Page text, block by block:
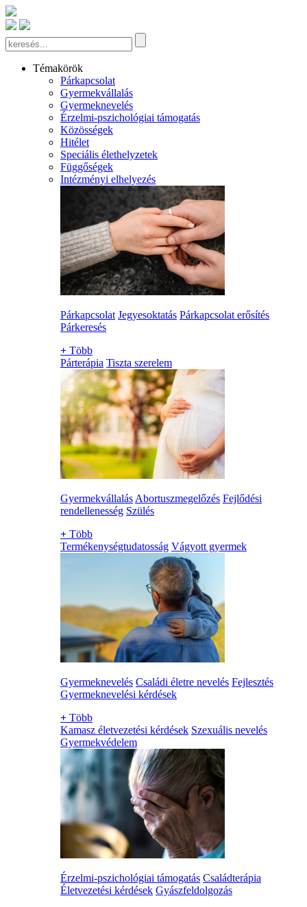
Témakörök
Párkapcsolat
Gyermekvállalás
Gyermeknevelés
Érzelmi-pszichológiai támogatás
Közösségek
Hitélet
Speciális élethelyzetek
Függőségek
Intézményi elhelyezés
Párkapcsolat Jegyesoktatás Párkapcsolat erősítés
Párkeresés
+ Több
Párterápia Tiszta szerelem
Gyermekvállalás Abortuszmegelőzés Fejlődési
rendellenesség Szülés
+ Több
Termékenységtudatosság Vágyott gyermek
Gyermeknevelés Családi életre nevelés Fejlesztés
Gyermeknevelési kérdések
+ Több
Kamasz életvezetési kérdések Szexuális nevelés
Gyermekvédelem
Érzelmi-pszichológiai támogatás Családterápia
Életvezetési kérdések Gyászfeldolgozás